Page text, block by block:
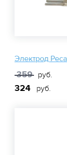
Электрод
359 руб.
324 руб.